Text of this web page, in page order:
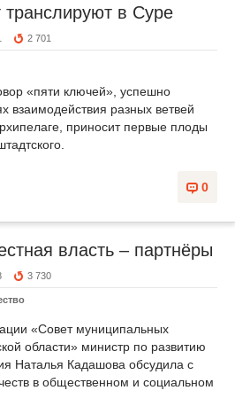
в Суре
2 701
«пяти ключей», успешно
взаимодействия разных ветвей
приносит первые плоды
0
власть – партнёры
3 730
«Совет муниципальных
области» министр по развитию
Наталья Кадашова обсудила с
в общественном и социальном